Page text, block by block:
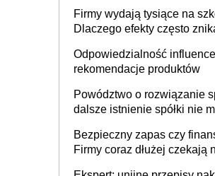
firmie
Firmy wydają tysiące na
Dlaczego efekty często
Odpowiedzialność
rekomendacje produktów
Powództwo o rozwiązanie
dalsze istnienie spółki nie
Bezpieczny zapas czy
Firmy coraz dłużej czekają